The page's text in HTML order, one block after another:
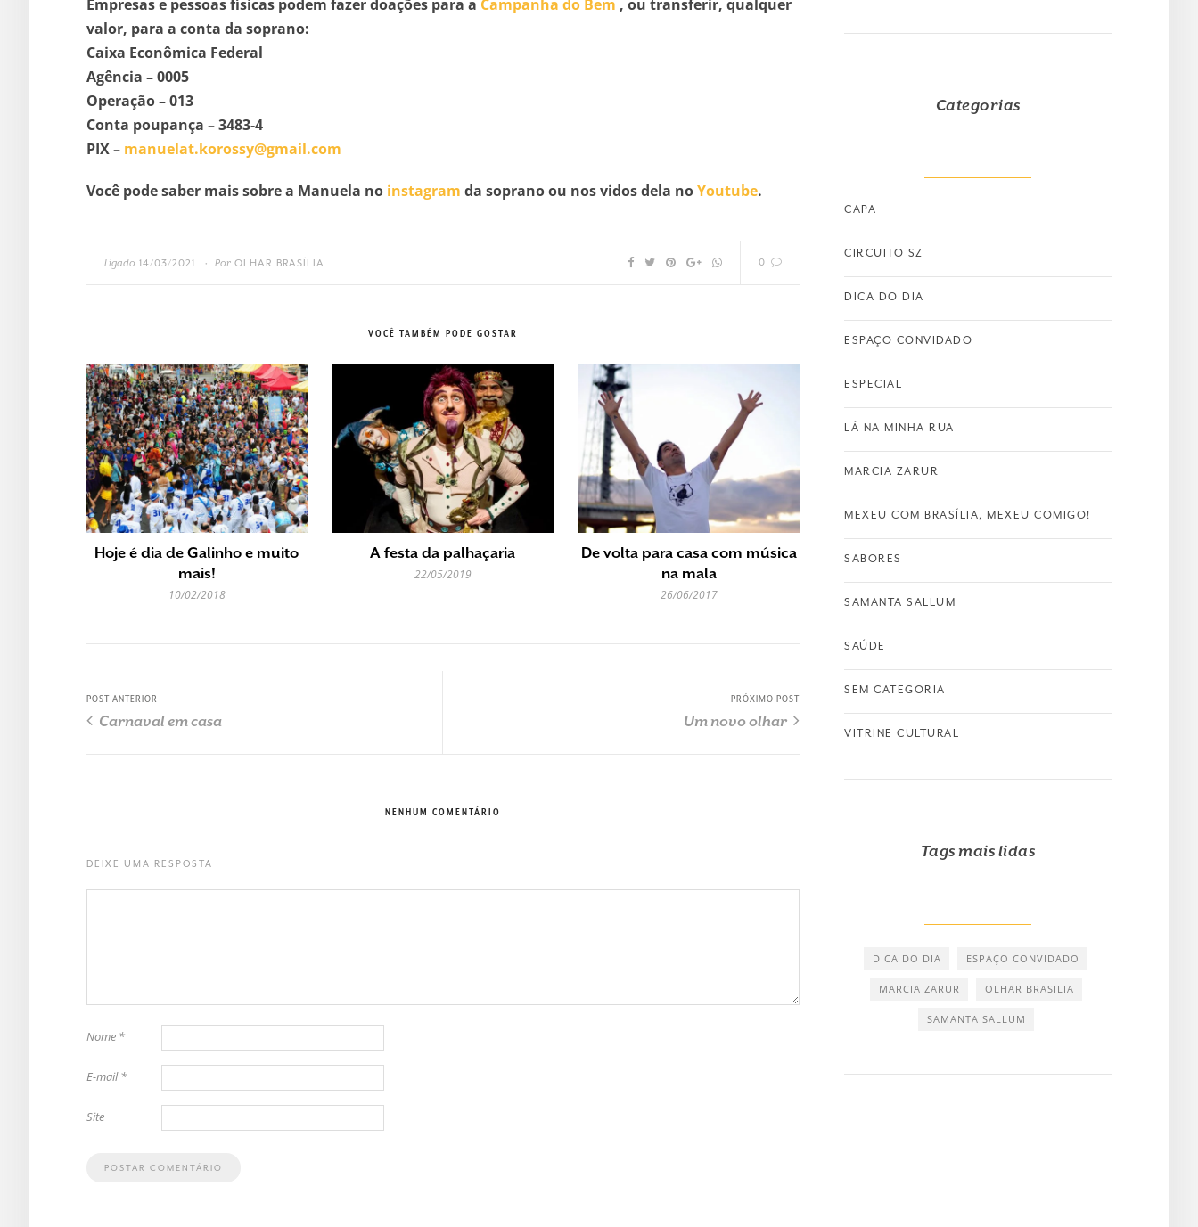
Empresas e pessoas físicas podem fazer doações para a Campanha do Bem , ou transferir, qualquer
valor, para a conta da soprano:
Caixa Econômica Federal
Agência – 0005
Operação – 013
Conta poupança – 3483-4
PIX – manuelat.korossy@gmail.com
Você pode saber mais sobre a Manuela no instagram da soprano ou nos vidos dela noYoutube.
Ligado 14/03/2021 • Por OLHAR BRASÍLIA 0
VOCÊ TAMBÉM PODE GOSTAR
Hoje é dia de Galinho e muito
mais!
10/02/2018
A festa da palhaçaria
22/05/2019
De volta para casa com música
na mala
26/06/2017
POST ANTERIOR
Carnaval em casa
PRÓXIMO POST
Um novo olhar
NENHUM COMENTÁRIO
DEIXE UMA RESPOSTA
Nome *
E-mail*
Site
Categorias
CAPA
CIRCUITO SZ
DICA DO DIA
ESPAÇO CONVIDADO
ESPECIAL
LÁ NA MINHA RUA
MARCIA ZARUR
MEXEU COM BRASÍLIA, MEXEU COMIGO!
SABORES
SAMANTA SALLUM
SAÚDE
SEM CATEGORIA
VITRINE CULTURAL
Tags mais lidas
DICA DO DIA ESPAÇO CONVIDADO
MARCIA ZARUR OLHAR BRASILIA
SAMANTA SALLUM